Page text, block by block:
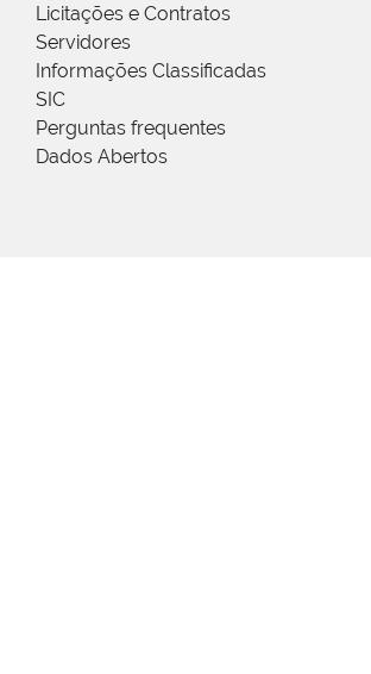
Licitações e Contratos
Servidores
Informações Classificadas
SIC
Perguntas frequentes
Dados Abertos